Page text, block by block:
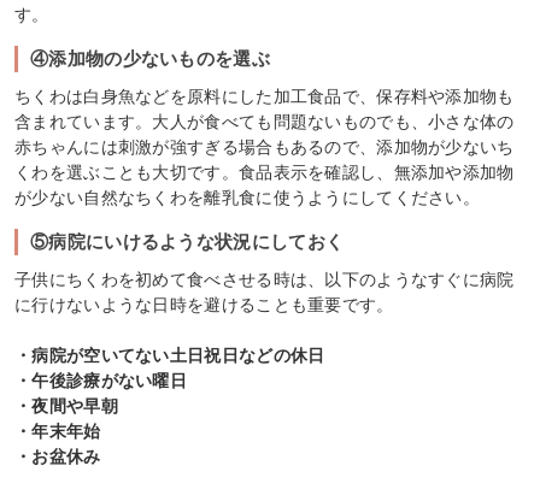
す。
④添加物の少ないものを選ぶ
ちくわは白身魚などを原料にした加工食品で、保存料や添加物も
含まれています。大人が食べても問題ないものでも、小さな体の
赤ちゃんには刺激が強すぎる場合もあるので、添加物が少ないち
くわを選ぶことも大切です。食品表示を確認し、無添加や添加物
が少ない自然なちくわを離乳食に使うようにしてください。
⑤病院にいけるような状況にしておく
子供にちくわを初めて食べさせる時は、以下のようなすぐに病院
に行けないような日時を避けることも重要です。
・病院が空いてない土日祝日などの休日
・午後診療がない曜日
・夜間や早朝
・年末年始
・お盆休み